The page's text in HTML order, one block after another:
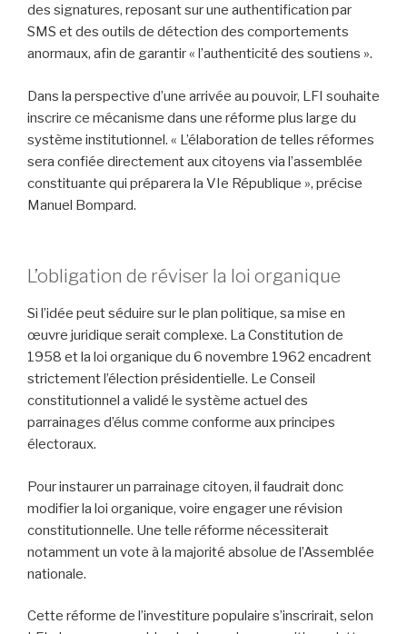
des signatures, reposant sur une authentification par
SMS et des outils de détection des comportements
anormaux, afin de garantir « l’authenticité des soutiens ».
Dans la perspective d’une arrivée au pouvoir, LFI souhaite
inscrire ce mécanisme dans une réforme plus large du
système institutionnel. « L’élaboration de telles réformes
sera confiée directement aux citoyens via l’assemblée
constituante qui préparera la VIe République », précise
Manuel Bompard.
L’obligation de réviser la loi organique
Si l’idée peut séduire sur le plan politique, sa mise en
œuvre juridique serait complexe. La Constitution de
1958 et la loi organique du 6 novembre 1962 encadrent
strictement l’élection présidentielle. Le Conseil
constitutionnel a validé le système actuel des
parrainages d’élus comme conforme aux principes
électoraux.
Pour instaurer un parrainage citoyen, il faudrait donc
modifier la loi organique, voire engager une révision
constitutionnelle. Une telle réforme nécessiterait
notamment un vote à la majorité absolue de l’Assemblée
nationale.
Cette réforme de l’investiture populaire s’inscrirait, selon